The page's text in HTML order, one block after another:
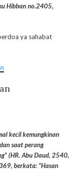
Hibban no.2405,
ya sahabat
kecil kemungkinan
saat perang
(HR. Abu Daud, 2540,
berkata: “Hasan